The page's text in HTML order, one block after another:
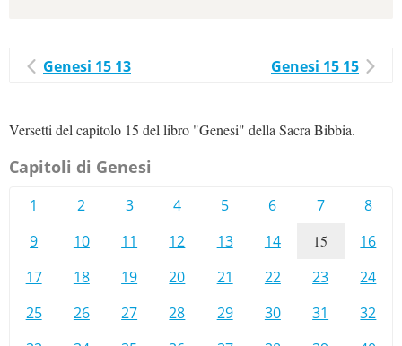
Genesi 15 13 Genesi 15 15
Versetti del capitolo 15 del libro "Genesi" della Sacra Bibbia.
Capitoli di Genesi
1 2 3 4 5 6 7
8
9
10 11 12 13 14 15
16
17
18 19 20 21 22 23
24
25
26 27 28 29 30 31
32